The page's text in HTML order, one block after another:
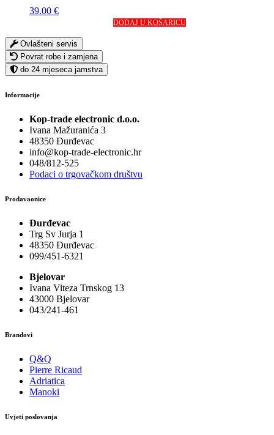
39.00 €
DODAJ U KOŠARICU
Ovlašteni servis
Povrat robe i zamjena
do 24 mjeseca jamstva
Informacije
Kop-trade electronic d.o.o.
Ivana Mažuranića 3
48350 Đurđevac
info@kop-trade-electronic.hr
048/812-525
Podaci o trgovačkom društvu
Prodavaonice
Đurđevac
Trg Sv Jurja 1
48350 Đurđevac
099/451-6321
Bjelovar
Ivana Viteza Trnskog 13
43000 Bjelovar
043/241-461
Brandovi
Q&Q
Pierre Ricaud
Adriatica
Manoki
Uvjeti poslovanja